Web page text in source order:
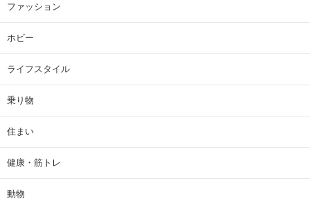
ファッション
ホビー
ライフスタイル
乗り物
住まい
健康・筋トレ
動物